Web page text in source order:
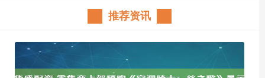
推荐资讯